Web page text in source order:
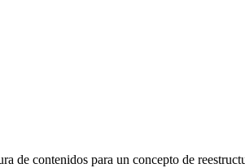
de contenidos para un concepto de